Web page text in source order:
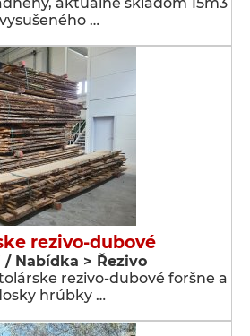
vysušeného …
rezivo-dubové
/ Nabídka > Řezivo
rezivo-dubové foršne a
hrúbky …